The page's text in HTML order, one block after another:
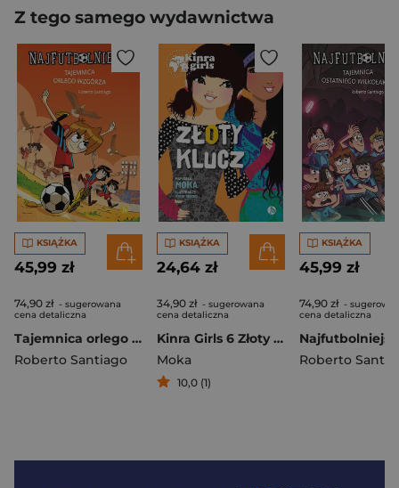
Z tego samego wydawnictwa
KSIĄŻKA
45,99 zł
74,90 zł - sugerowana
cena detaliczna
Tajemnica orlego wzgórza. Najfutbolniejsi wyd. 2025
Roberto Santiago
KSIĄŻKA
24,64 zł
34,90 zł - sugerowana
cena detaliczna
Kinra Girls 6 Złoty klucz
Moka
10,0 (1)
KSIĄŻKA
45,99 zł
74,90 zł -
cena detaliczna
Roberto